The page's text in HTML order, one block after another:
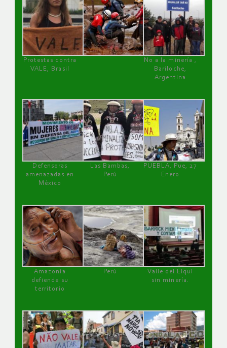
Protestas contra
VALE, Brasil
No a la minería ,
Bariloche,
Argentina
Defensoras
amenazadas en
México
Las Bambas,
Perú
PUEBLA, Pue, 27
Enero
Amazonía
defiende su
territorio
Perú
Valle del Elqui
sin minería.